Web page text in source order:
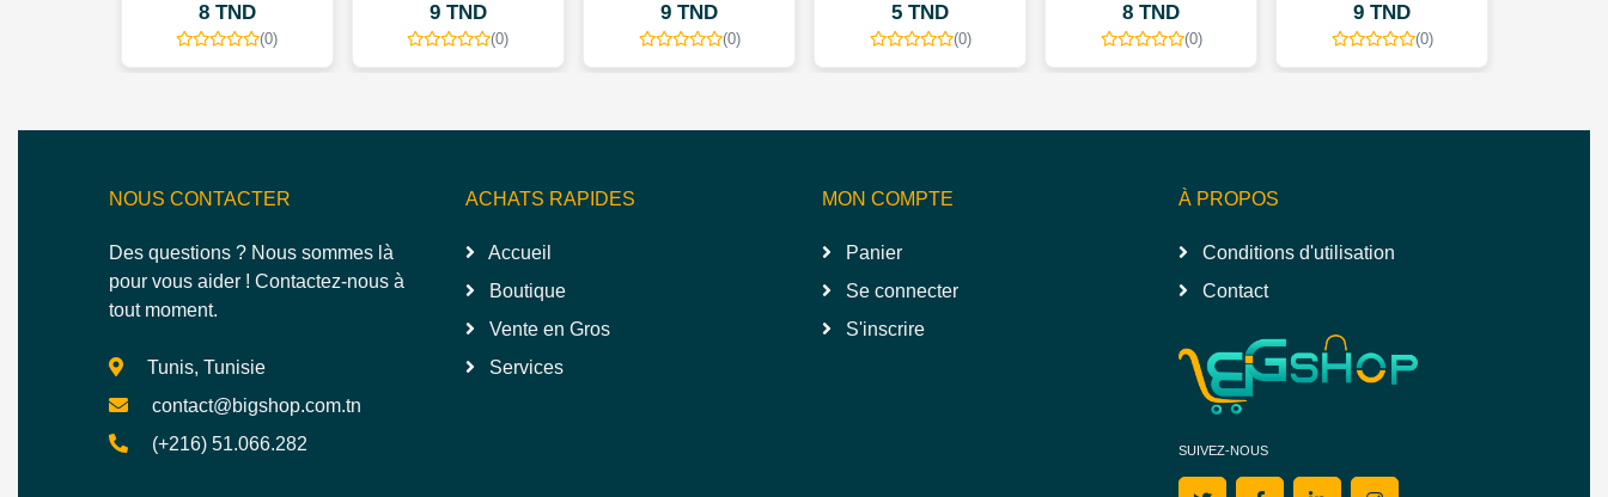
8 TND
(0)
9 TND
(0)
9 TND
(0)
5 TND
(0)
8 TND
(0)
9 TND
(0)
NOUS CONTACTER
Des questions ? Nous sommes là
pour vous aider ! Contactez-nous à
tout moment.
Tunis, Tunisie
contact@bigshop.com.tn
(+216) 51.066.282
ACHATS RAPIDES
Accueil
Boutique
Vente en Gros
Services
MON COMPTE
Panier
Se connecter
S'inscrire
À PROPOS
Conditions d'utilisation
Contact
SUIVEZ-NOUS